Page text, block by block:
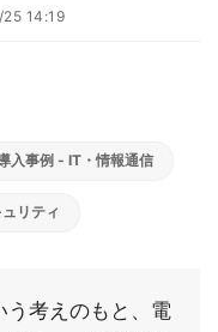
14:19
入事例 - IT・情報通信
リティ
う考えのもと、電